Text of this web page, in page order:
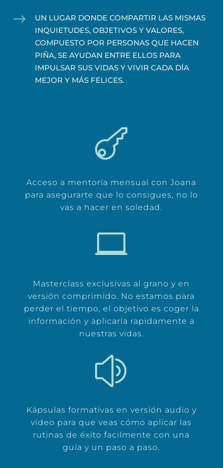
$
UN LUGAR DONDE COMPARTIR LAS MISMAS
INQUIETUDES, OBJETIVOS Y VALORES,
COMPUESTO POR PERSONAS QUE HACEN
PIÑA, SE AYUDAN ENTRE ELLOS PARA
IMPULSAR SUS VIDAS Y VIVIR CADA DÍA
MEJOR Y MÁS FELICES.

Acceso a mentoría mensual con Joana
para asegurarte que lo consigues, no lo
vas a hacer en soledad.

Masterclass exclusivas al grano y en
versión comprimido. No estamos para
perder el tiempo, el objetivo es coger la
información y aplicarla rapidamente a
nuestras vidas.
z
Kápsulas formativas en versión audio y
video para que veas cómo aplicar las
rutinas de éxito facilmente con una
guía y un paso a paso.